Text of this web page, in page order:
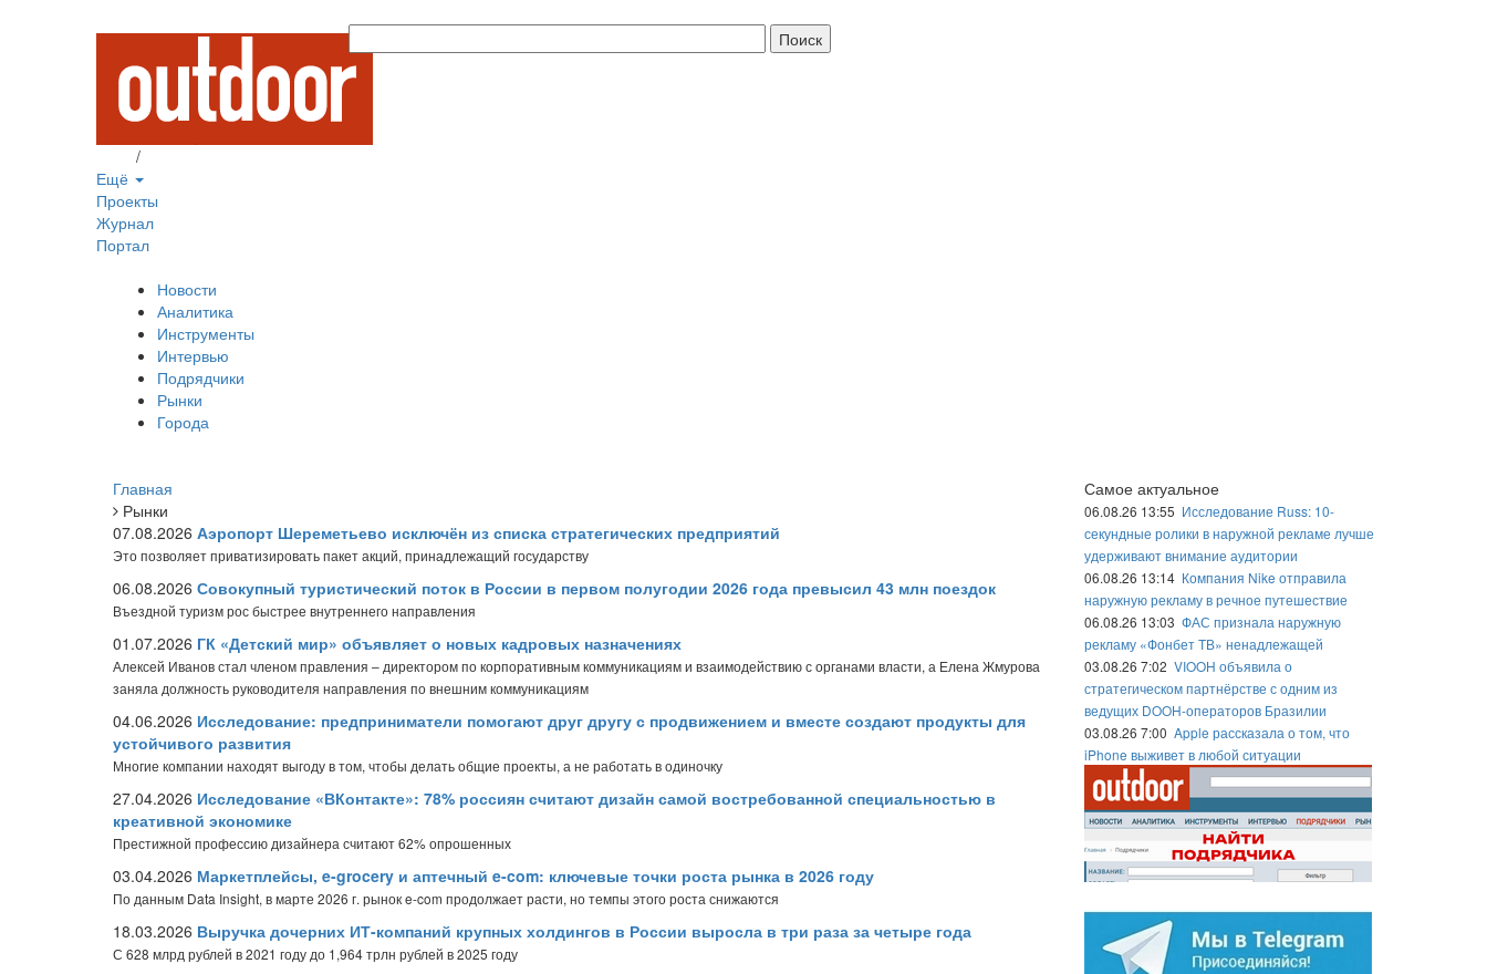
/
Ещё
Проекты
Журнал
Портал
Новости
Аналитика
Инструменты
Интервью
Подрядчики
Рынки
Города
Главная
Рынки
07.08.2026 Аэропорт Шереметьево исключён из списка стратегических предприятий
Это позволяет приватизировать пакет акций, принадлежащий государству
06.08.2026 Совокупный туристический поток в России в первом полугодии 2026 года превысил 43 млн поездок
Въездной туризм рос быстрее внутреннего направления
01.07.2026 ГК «Детский мир» объявляет о новых кадровых назначениях
Алексей Иванов стал членом правления – директором по корпоративным коммуникациям и взаимодействию с органами власти, а Елена Жмурова
заняла должность руководителя направления по внешним коммуникациям
04.06.2026 Исследование: предприниматели помогают друг другу с продвижением и вместе создают продукты для
устойчивого развития
Многие компании находят выгоду в том, чтобы делать общие проекты, а не работать в одиночку
27.04.2026 Исследование «ВКонтакте»: 78% россиян считают дизайн самой востребованной специальностью в
креативной экономике
Престижной профессию дизайнера считают 62% опрошенных
03.04.2026 Маркетплейсы, e-grocery и аптечный e-com: ключевые точки роста рынка в 2026 году
По данным Data Insight, в марте 2026 г. рынок e-com продолжает расти, но темпы этого роста снижаются
18.03.2026 Выручка дочерних ИТ-компаний крупных холдингов в России выросла в три раза за четыре года
С 628 млрд рублей в 2021 году до 1,964 трлн рублей в 2025 году
Самое актуальное
06.08.26 13:55 Исследование Russ: 10-
секундные ролики в наружной рекламе лучше
удерживают внимание аудитории
06.08.26 13:14 Компания Nike отправила
наружную рекламу в речное путешествие
06.08.26 13:03 ФАС признала наружную
рекламу «Фонбет ТВ» ненадлежащей
03.08.26 7:02 VIOOH объявила о
стратегическом партнёрстве с одним из
ведущих DOOH-операторов Бразилии
03.08.26 7:00 Apple рассказала о том, что
iPhone выживет в любой ситуации